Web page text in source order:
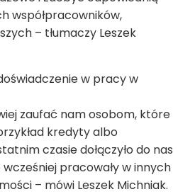
współpracowników,
– tłumaczy Leszek
w pracy w
zaufać nam osobom, które
kredyty albo
czasie dołączyło do nas
pracowały w innych
– mówi Leszek Michniak.